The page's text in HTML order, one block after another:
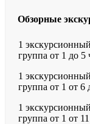
Обзорные
1
группа от 1 до 5
1
группа от 1 от 6
1
группа от 1 от